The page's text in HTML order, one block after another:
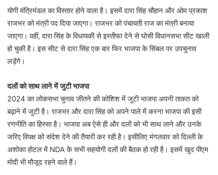
योगी मंत्रिमंडल का विस्तार होने वाला है। इसमें दारा सिंह चौहान और ओम प्रकाश
राजभर को मंत्री पद दिया जाएगा। राजभर को पंचायती राज का मंत्री बनाया
जाएगा। वहीं, दारा सिंह के विधायकी से इस्तीफा देने से घोसी विधानसभा सीट खाली
हो चुकी है। इस सीट से दारा सिंह एक बार फिर भाजपा के सिंबल पर उपचुनाव
लड़ेंगे।
दलों को साथ लाने में जुटी भाजपा
2024 का लोकसभा चुनाव जीतने की कोशिश में जुटी भाजपा अपनी ताकत को
बढ़ाने में जुटी है। राजभर और दारा सिंह को अपने पाले में करना भाजपा की इसी
रणनीति का हिस्सा है। भाजपा अब ऐसे ही और दलों को भी साथ लाने और उनके
जरिए विपक्ष को संदेश देने की तैयारी कर रही है। इसीलिए मंगलवार को दिल्ली के
अशोका होटल में NDA के सभी सहयोगी दलों की बैठक हो रही है। इसमें खुद पीएम
मोदी भी मौजूद रहने वाले हैं।